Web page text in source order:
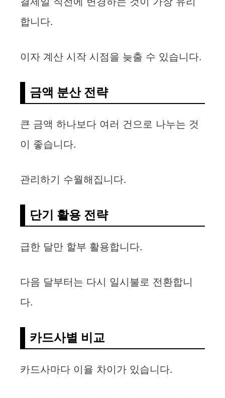
합니다.
이자 계산 시작 시점을 늦출 수 있습니다.
금액 분산 전략
큰 금액 하나보다 여러 건으로 나누는 것
이 좋습니다.
관리하기 수월해집니다.
단기 활용 전략
급한 달만 할부 활용합니다.
다음 달부터는 다시 일시불로 전환합니
다.
카드사별 비교
카드사마다 이율 차이가 있습니다.